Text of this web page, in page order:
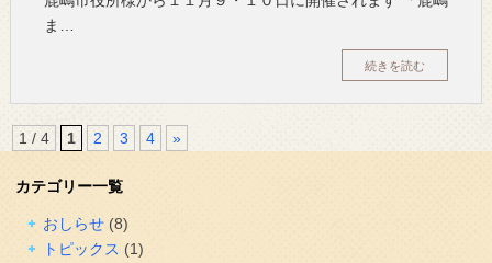
ま…
続きを読む
1 / 4 1 2 3 4 »
カテゴリー一覧
おしらせ(8)
トピックス (1)